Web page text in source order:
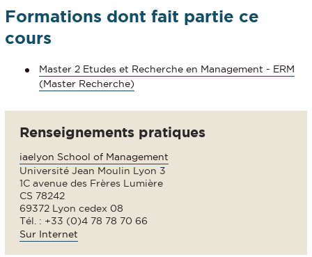
Formations dont fait partie ce
cours
Master 2 Etudes et Recherche en Management - ERM
(Master Recherche)
Renseignements pratiques
iaelyon School of Management
Université Jean Moulin Lyon 3
1C avenue des Frères Lumière
CS 78242
69372 Lyon cedex 08
Tél. : +33 (0)4 78 78 70 66
Sur Internet